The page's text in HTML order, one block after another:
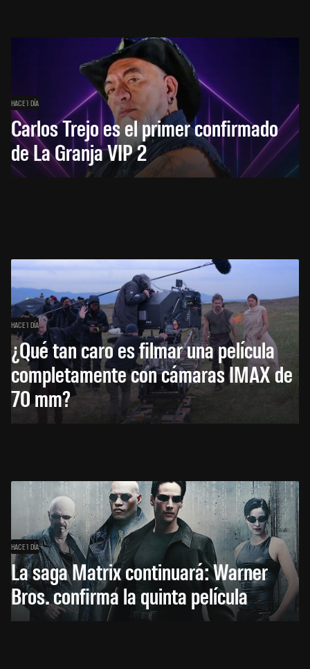
HACE 1 DÍA
Carlos Trejo es el primer confirmado
de La Granja VIP 2
HACE 1 DÍA
¿Qué tan caro es filmar una película
completamente con cámaras IMAX de
70 mm?
HACE 1 DÍA
La saga Matrix continuará: Warner
Bros. confirma la quinta película